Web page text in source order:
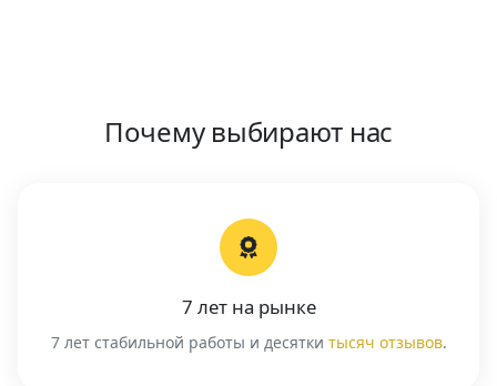
Почему выбирают нас
7 лет на рынке
7 лет стабильной работы и десятки тысяч отзывов.